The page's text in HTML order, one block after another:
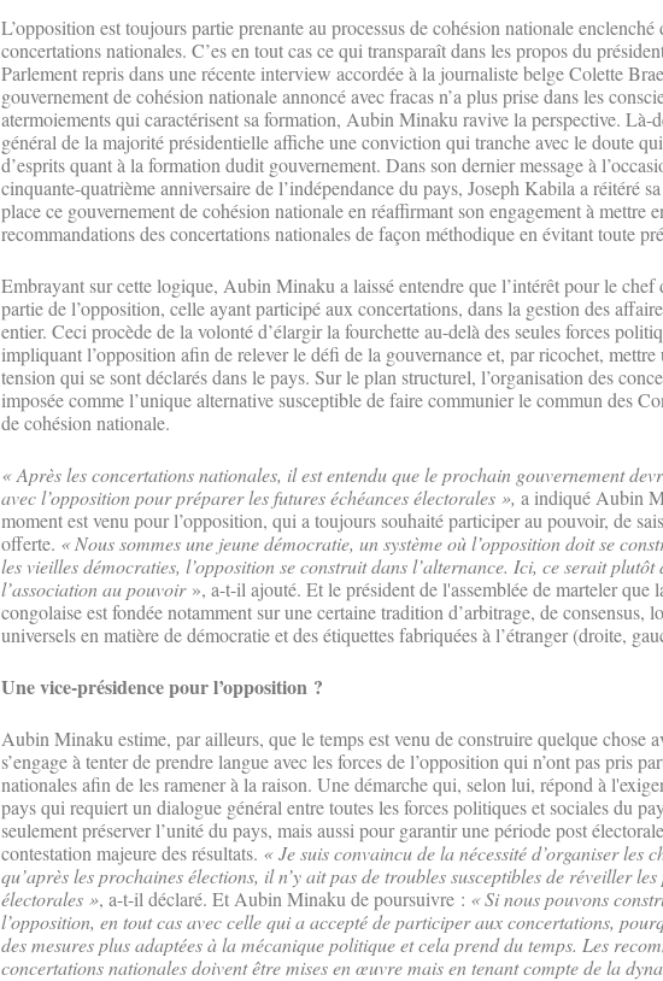
L’opposition est toujours partie prenante au processus de cohésion nationale enclenché
concertations nationales. C’es en tout cas ce qui transparaît dans les propos du
Parlement repris dans une récente interview accordée à la journaliste belge Colette
gouvernement de cohésion nationale annoncé avec fracas n’a plus prise dans les
atermoiements qui caractérisent sa formation, Aubin Minaku ravive la perspective. Là-
général de la majorité présidentielle affiche une conviction qui tranche avec le doute
d’esprits quant à la formation dudit gouvernement. Dans son dernier message à
cinquante-quatrième anniversaire de l’indépendance du pays, Joseph Kabila a réitéré
place ce gouvernement de cohésion nationale en réaffirmant son engagement à mettre
recommandations des concertations nationales de façon méthodique en évitant toute
Embrayant sur cette logique, Aubin Minaku a laissé entendre que l’intérêt pour le chef
partie de l’opposition, celle ayant participé aux concertations, dans la gestion des
entier. Ceci procède de la volonté d’élargir la fourchette au-delà des seules forces
impliquant l’opposition afin de relever le défi de la gouvernance et, par ricochet, mettre
tension qui se sont déclarés dans le pays. Sur le plan structurel, l’organisation des
imposée comme l’unique alternative susceptible de faire communier le commun des
de cohésion nationale.
« Après les concertations nationales, il est entendu que le prochain gouvernement
avec l’opposition pour préparer les futures échéances électorales », a indiqué Aubin
moment est venu pour l’opposition, qui a toujours souhaité participer au pouvoir, de
offerte. « Nous sommes une jeune démocratie, un système où l’opposition doit se
les vieilles démocraties, l’opposition se construit dans l’alternance. Ici, ce serait plutôt
l’association au pouvoir», a-t-il ajouté. Et le président de l'assemblée de marteler que
congolaise est fondée notamment sur une certaine tradition d’arbitrage, de consensus,
universels en matière de démocratie et des étiquettes fabriquées à l’étranger (droite,
Une vice-présidence pour l’opposition ?
Aubin Minaku estime, par ailleurs, que le temps est venu de construire quelque chose
s’engage à tenter de prendre langue avec les forces de l’opposition qui n’ont pas pris
nationales afin de les ramener à la raison. Une démarche qui, selon lui, répond à
pays qui requiert un dialogue général entre toutes les forces politiques et sociales du
seulement préserver l’unité du pays, mais aussi pour garantir une période post
contestation majeure des résultats. « Je suis convaincu de la nécessité d’organiser les
qu’après les prochaines élections, il n’y ait pas de troubles susceptibles de réveiller les
électorales », a-t-il déclaré. Et Aubin Minaku de poursuivre : « Si nous pouvons
l’opposition, en tout cas avec celle qui a accepté de participer aux concertations,
des mesures plus adaptées à la mécanique politique et cela prend du temps. Les
concertations nationales doivent être mises en œuvre mais en tenant compte de la